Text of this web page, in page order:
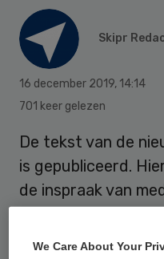
Skipr
16 december 2019, 14:14
701 keer gelezen
De tekst van de
is gepubliceerd.
de inspraak van
We Care About Your